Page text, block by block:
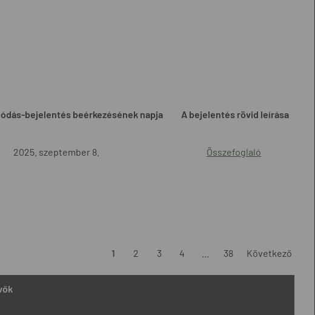
bejelentés beérkezésének napja A bejelentés rövid leírása
2025. szeptember 8. Összefoglaló
1 2 3 4 38 Következő